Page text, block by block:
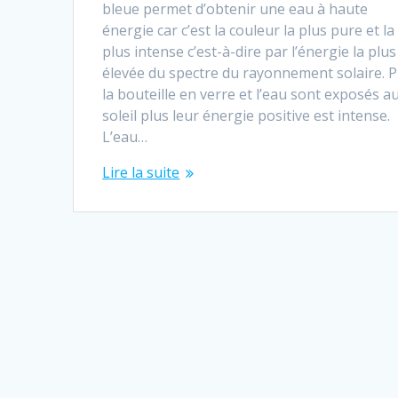
bleue permet d’obtenir une eau à haute
énergie car c’est la couleur la plus pure et la
plus intense c’est-à-dire par l’énergie la plus
élevée du spectre du rayonnement solaire.
la bouteille en verre et l’eau sont exposés au
soleil plus leur énergie positive est intense.
L’eau…
Lire la suite